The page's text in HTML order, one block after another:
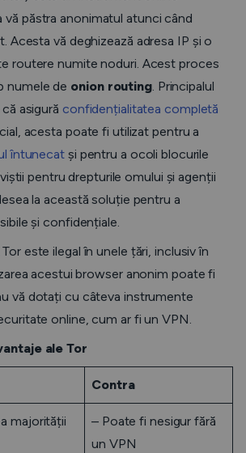
păstra anonimatul atunci când
Acesta vă deghizează adresa IP și o
routere numite noduri. Acest proces
numele de onion routing. Principalul
asigură confidențialitatea completă
acesta poate fi utilizat pentru a
întunecat și pentru a ocoli blocurile
pentru drepturile omului și agenții
la această soluție pentru a
și confidențiale.
este ilegal în unele țări, inclusiv în
acestui browser anonim poate fi
vă dotați cu câteva instrumente
online, cum ar fi un VPN.
ale Tor
Contra
majorității
– Poate fi nesigur fără
un VPN